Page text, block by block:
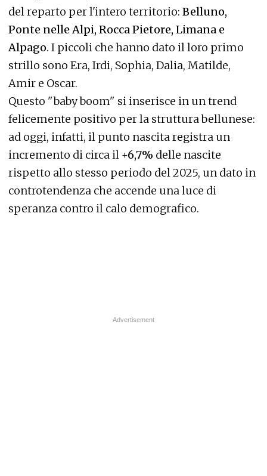
del reparto per l'intero territorio: Belluno,
Ponte nelle Alpi, Rocca Pietore, Limana e
Alpago. I piccoli che hanno dato il loro primo
strillo sono Era, Irdi, Sophia, Dalia, Matilde,
Amir e Oscar.
Questo "baby boom" si inserisce in un trend
felicemente positivo per la struttura bellunese:
ad oggi, infatti, il punto nascita registra un
incremento di circa il +6,7% delle nascite
rispetto allo stesso periodo del 2025, un dato in
controtendenza che accende una luce di
speranza contro il calo demografico.